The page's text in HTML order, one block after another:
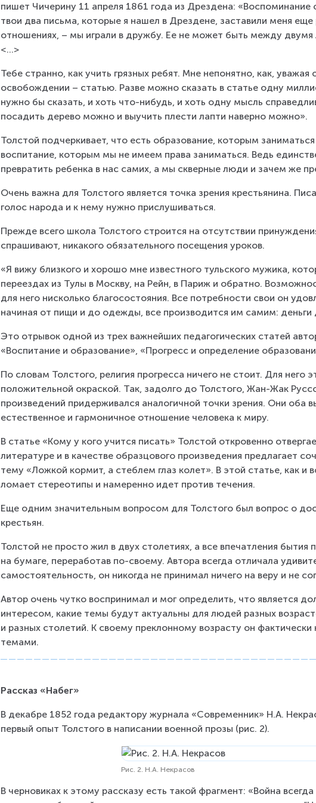
пишет Чичерину 11 апреля 1861 года из Дрездена: «Воспоминание
твои два письма, которые я нашел в Дрездене, заставили меня
отношениях, – мы играли в дружбу. Ее не может быть между
<...>
Тебе странно, как учить грязных ребят. Мне непонятно, как,
освобождении – статью. Разве можно сказать в статье одну
нужно бы сказать, и хоть что-нибудь, и хоть одну мысль
посадить дерево можно и выучить плести лапти наверно можно».
Толстой подчеркивает, что есть образование, которым
воспитание, которым мы не имеем права заниматься. Ведь
превратить ребенка в нас самих, а мы скверные люди и зачем же
Очень важна для Толстого является точка зрения крестьянина.
голос народа и к нему нужно прислушиваться.
Прежде всего школа Толстого строится на отсутствии
спрашивают, никакого обязательного посещения уроков.
«Я вижу близкого и хорошо мне известного тульского мужика,
переездах из Тулы в Москву, на Рейн, в Париж и обратно.
для него нисколько благосостояния. Все потребности свои он
начиная от пищи и до одежды, все производится им самим: деньги
Это отрывок одной из трех важнейших педагогических статей
«Воспитание и образование», «Прогресс и определение
По словам Толстого, религия прогресса ничего не стоит. Для него
положительной окраской. Так, задолго до Толстого, Жан-Жак
произведений придерживался аналогичной точки зрения. Они оба
естественное и гармоничное отношение человека к миру.
В статье «Кому у кого учится писать» Толстой откровенно
литературе и в качестве образцового произведения предлагает
тему «Ложкой кормит, а стеблем глаз колет». В этой статье, как и
ломает стереотипы и намеренно идет против течения.
Еще одним значительным вопросом для Толстого был вопрос о
крестьян.
Толстой не просто жил в двух столетиях, а все впечатления бытия
на бумаге, переработав по-своему. Автора всегда отличала
самостоятельность, он никогда не принимал ничего на веру и не
Автор очень чутко воспринимал и мог определить, что является
интересом, какие темы будут актуальны для людей разных
и разных столетий. К своему преклонному возрасту он
темами.
Рассказ «Набег»
В декабре 1852 года редактору журнала «Современник» Н.А.
первый опыт Толстого в написании военной прозы (рис. 2).
Рис. 2. Н.А. Некрасов
В черновиках к этому рассказу есть такой фрагмент: «Война